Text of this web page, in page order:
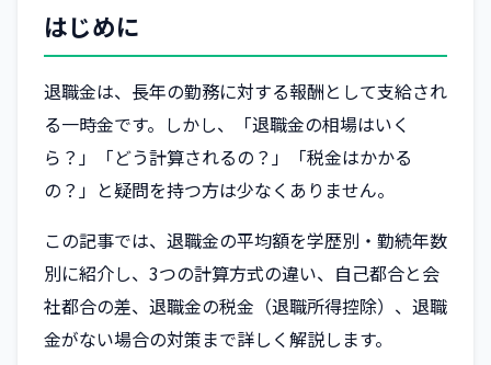
はじめに
退職金は、長年の勤務に対する報酬として支給され
る一時金です。しかし、「退職金の相場はいく
ら？」「どう計算されるの？」「税金はかかる
の？」と疑問を持つ方は少なくありません。
この記事では、退職金の平均額を学歴別・勤続年数
別に紹介し、3つの計算方式の違い、自己都合と会
社都合の差、退職金の税金（退職所得控除）、退職
金がない場合の対策まで詳しく解説します。